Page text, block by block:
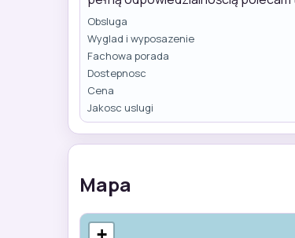
Obsluga
Wyglad i wyposazenie
Fachowa porada
Dostepnosc
Cena
Jakosc uslugi
Mapa